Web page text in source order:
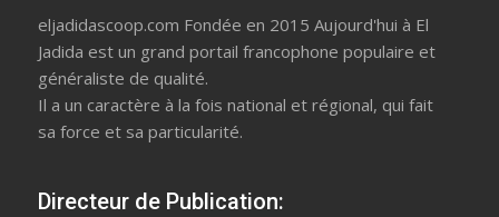
eljadidascoop.com Fondée en 2015 Aujourd'hui à El
Jadida est un grand portail francophone populaire et
généraliste de qualité.
Il a un caractère à la fois national et régional, qui fait
sa force et sa particularité.
Directeur de Publication: